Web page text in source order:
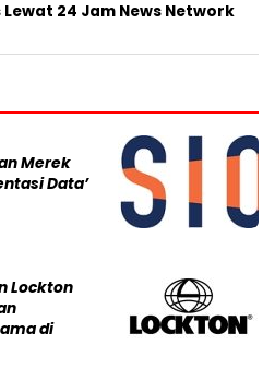
24 Jam News Network
Merek
Data’
Lockton
di